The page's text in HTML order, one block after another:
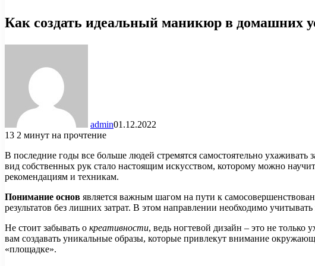
Как создать идеальный маникюр в домашних
admin01.12.2022
13 2 минут на прочтение
В последние годы все больше людей стремятся самостоятельно
вид собственных рук стало настоящим искусством, которому можно
рекомендациям и техникам.
Понимание основ является важным шагом на пути к
результатов без лишних затрат. В этом направлении необходимо
Не стоит забывать о креативности, ведь ногтевой дизайн – это не
вам создавать уникальные образы, которые привлекут внимание
«площадке».